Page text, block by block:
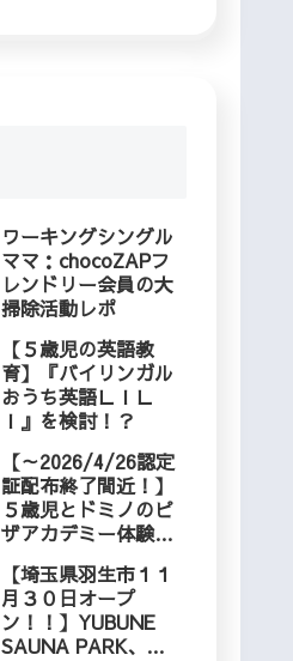
ワーキングシングル
ママ：chocoZAPフ
レンドリー会員の大
掃除活動レポ
【５歳児の英語教
育】『バイリンガル
おうち英語ＬＩＬ
Ｉ』を検討！？
【～2026/4/26認定
証配布終了間近！】
５歳児とドミノのピ
ザアカデミー体験レ
【埼玉県羽生市１１
月３０日オープ
ン！！】YUBUNE
SAUNA PARK、冬